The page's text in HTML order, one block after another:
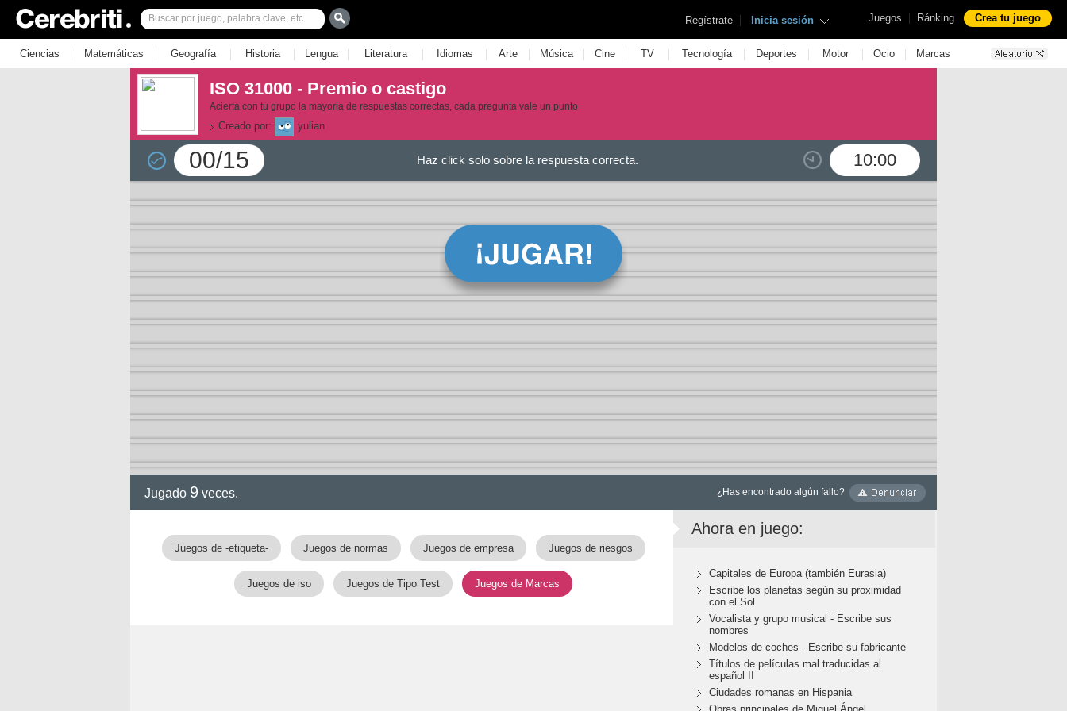
Juegos | Ránking Crea tu juego
Regístrate | Inicia sesión
Ciencias | Matemáticas | Geografía | Historia | Lengua | Literatura | Idiomas | Arte | Música | Cine | TV | Tecnología | Deportes | Motor | Ocio | Marcas
ISO 31000 - Premio o castigo
Acierta con tu grupo la mayoria de respuestas correctas, cada pregunta vale un punto
Creado por: yulian
00/15 10:00
Haz click solo sobre la respuesta correcta.
Jugado 9 veces. ¿Has encontrado algún fallo?
Juegos de -etiqueta- Juegos de normas Juegos de empresa Juegos de riesgos
Juegos de iso Juegos de Tipo Test Juegos de Marcas
Ahora en juego:
Capitales de Europa (también Eurasia)
Escribe los planetas según su proximidad
con el Sol
Vocalista y grupo musical - Escribe sus
nombres
Modelos de coches - Escribe su fabricante
Títulos de películas mal traducidas al
español II
Ciudades romanas en Hispania